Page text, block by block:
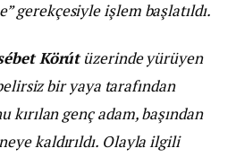
gerekçesiyle işlem başlatıldı.
Körútüzerinde yürüyen
bir yaya tarafından
kırılan genç adam, başından
kaldırıldı. Olayla ilgili